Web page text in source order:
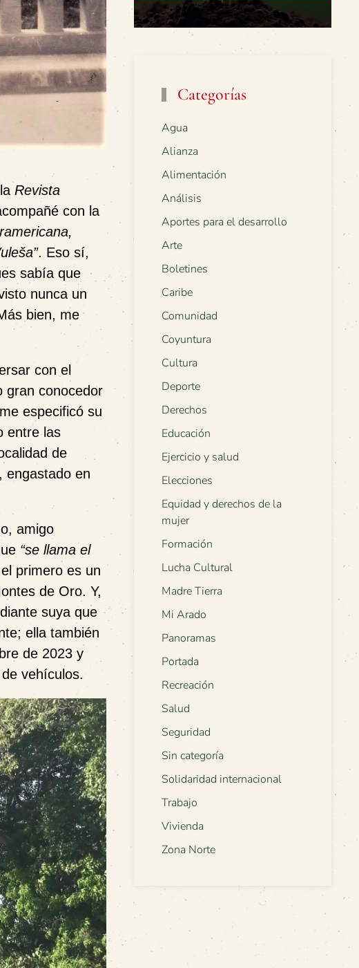
Revista
con la
ša”. Eso sí,
sabía que
nunca un
bien, me
con el
gran conocedor
especificó su
entre las
de
engastado en
amigo
“se llama el
primero es un
de Oro. Y,
suya que
ella también
de 2023 y
vehículos.
Categorías
Agua
Alianza
Alimentación
Análisis
Aportes para el desarrollo
Arte
Boletines
Caribe
Comunidad
Coyuntura
Cultura
Deporte
Derechos
Educación
Ejercicio y salud
Elecciones
Equidad y derechos de la
mujer
Formación
Lucha Cultural
Madre Tierra
Mi Arado
Panoramas
Portada
Recreación
Salud
Seguridad
Sin categoría
Solidaridad internacional
Trabajo
Vivienda
Zona Norte